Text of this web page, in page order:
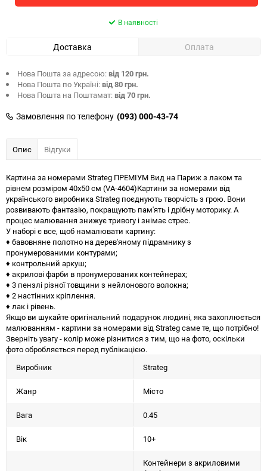
В наявності
Доставка Оплата
Нова Пошта за адресою:від 120 грн.
Нова Пошта по Україні:від 80 грн.
Нова Пошта на Поштамат:від 70 грн.
Замовлення по телефону (093) 000-43-74
Опис Відгуки
Картина за номерами Strateg ПРЕМІУМ Вид на Париж з лаком та
рівнем розміром 40х50 см (VA-4604)Картини за номерами від
українського виробника Strateg поєднують творчість з грою. Вони
розвивають фантазію, покращують пам'ять і дрібну моторику. А
процес малювання знижує тривогу і знімає стрес.
У наборі є все, щоб намалювати картину:
♦ бавовняне полотно на дерев'яному підрамнику з
пронумерованими контурами;
♦ контрольний аркуш;
♦ акрилові фарби в пронумерованих контейнерах;
♦ 3 пензлі різної товщини з нейлонового волокна;
♦ 2 настінних кріплення.
♦ лак і рівень.
Якщо ви шукайте оригінальний подарунок людині, яка захоплюється
малюванням - картини за номерами від Strateg саме те, що потрібно!
Зверніть увагу - колір може різнитися з тим, що на фото, оскільки
фото обробляється перед публікацією.
Виробник
Strateg
Жанр Місто
Вага 0.45
Вік 10+
Контейнери з акриловими